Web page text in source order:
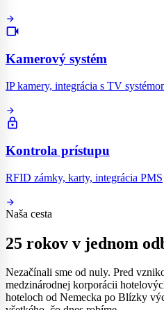
arrow_forward
videocam
Kamerový systém
IP kamery, integrácia s TV
arrow_forward
lock
Kontrola prístupu
RFID zámky, karty, integrácia PMS
arrow_forward
Naša cesta
25 rokov v jednom
Nezačínali sme od nuly. Pred
medzinárodnej korporácii
hoteloch od Nemecka po Blízky